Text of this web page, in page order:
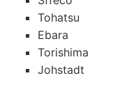
Tohatsu
Ebara
Torishima
Johstadt